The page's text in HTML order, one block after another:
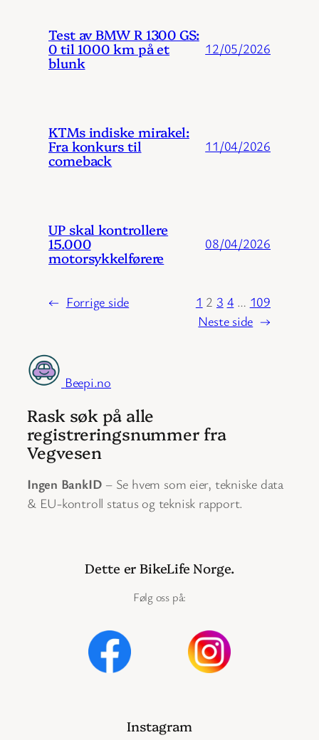
Test av BMW R 1300 GS:
0 til 1000 km på et
blunk
12/05/2026
KTMs indiske mirakel:
Fra konkurs til
comeback
11/04/2026
UP skal kontrollere
15.000
motorsykkelførere
08/04/2026
← Forrige side 1 2 3 4 … 109
Neste side →
Beepi.no
Rask søk på alle
registreringsnummer fra
Vegvesen
Ingen BankID – Se hvem som eier, tekniske data
& EU-kontroll status og teknisk rapport.
Dette er BikeLife Norge.
Følg oss på:
Instagram